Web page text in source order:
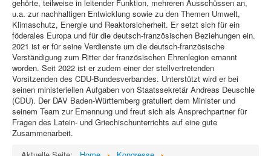
gehörte, teilweise in leitender Funktion, mehreren Ausschüssen an,
u.a. zur nachhaltigen Entwicklung sowie zu den Themen Umwelt,
Klimaschutz, Energie und Reaktorsicherheit. Er setzt sich für ein
föderales Europa und für die deutsch-französischen Beziehungen ein.
2021 ist er für seine Verdienste um die deutsch-französische
Verständigung zum Ritter der französischen Ehrenlegion ernannt
worden. Seit 2022 ist er zudem einer der stellvertretenden
Vorsitzenden des CDU-Bundesverbandes. Unterstützt wird er bei
seinen ministeriellen Aufgaben von Staatssekretär Andreas Deuschle
(CDU). Der DAV Baden-Württemberg gratuliert dem Minister und
seinem Team zur Ernennung und freut sich als Ansprechpartner für
Fragen des Latein- und Griechischunterrichts auf eine gute
Zusammenarbeit.